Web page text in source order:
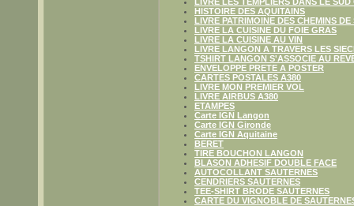
HISTOIRE DES AQUITAINS
LIVRE PATRIMOINE DES CHEMINS
LIVRE LA CUISINE DU FOIE GRAS
LIVRE LA CUISINE AU VIN
LIVRE LANGON A TRAVERS LES
TSHIRT LANGON S'ASSOCIE AU
ENVELOPPE PRETE A POSTER
CARTES POSTALES A380
LIVRE MON PREMIER VOL
LIVRE AIRBUS A380
ETAMPES
Carte IGN Langon
Carte IGN Gironde
Carte IGN Aquitaine
BERET
TIRE BOUCHON LANGON
BLASON ADHESIF DOUBLE FACE
AUTOCOLLANT SAUTERNES
CENDRIERS SAUTERNES
TEE-SHIRT BRODE SAUTERNES
CARTE DU VIGNOBLE DE